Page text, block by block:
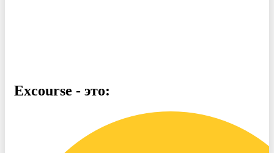
Excourse - это: